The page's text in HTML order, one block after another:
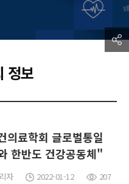
정보
의료학회 글로벌통일
한반도 건강공동체"
자 2022-01-12 207